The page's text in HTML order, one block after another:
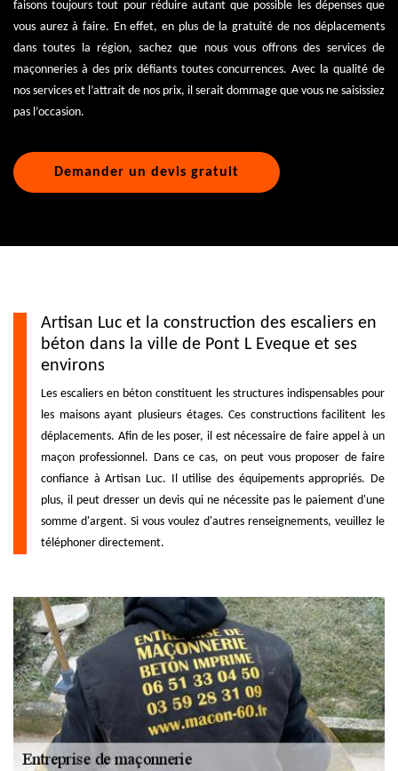
faisons toujours tout pour réduire autant que possible les dépenses que
vous aurez à faire. En effet, en plus de la gratuité de nos déplacements
dans toutes la région, sachez que nous vous offrons des services de
maçonneries à des prix défiants toutes concurrences. Avec la qualité de
nos services et l’attrait de nos prix, il serait dommage que vous ne saisissiez
pas l’occasion.
Demander un devis gratuit
Artisan Luc et la construction des escaliers en
béton dans la ville de Pont L Eveque et ses
environs
Les escaliers en béton constituent les structures indispensables pour
les maisons ayant plusieurs étages. Ces constructions facilitent les
déplacements. Afin de les poser, il est nécessaire de faire appel à un
maçon professionnel. Dans ce cas, on peut vous proposer de faire
confiance à Artisan Luc. Il utilise des équipements appropriés. De
plus, il peut dresser un devis qui ne nécessite pas le paiement d'une
somme d'argent. Si vous voulez d'autres renseignements, veuillez le
téléphoner directement.